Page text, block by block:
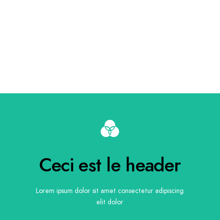
Ceci est le header
Lorem ipsum dolor sit amet consectetur adipiscing
elit dolor
Ceci est le header
Lorem ipsum dolor sit amet consectetur adipiscing
elit dolor
Button